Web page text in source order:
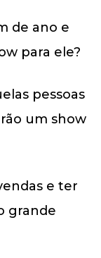
de ano e
para ele?
pessoas
um show
e ter
grande